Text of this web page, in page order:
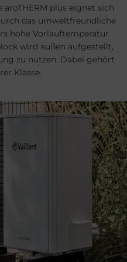
plus eignet sich
das umwelt­freund­liche
ho­he Vor­lauf­temperatur
wird außen aufgestellt,
zu nutzen. Dabei gehört
Klasse.